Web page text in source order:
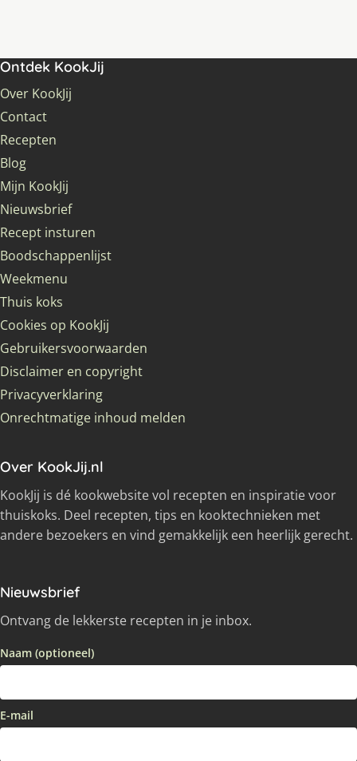
Ontdek KookJij
Over KookJij
Contact
Recepten
Blog
Mijn KookJij
Nieuwsbrief
Recept insturen
Boodschappenlijst
Weekmenu
Thuis koks
Cookies op KookJij
Gebruikersvoorwaarden
Disclaimer en copyright
Privacyverklaring
Onrechtmatige inhoud melden
Over KookJij.nl
KookJij is dé kookwebsite vol recepten en inspiratie voor
thuiskoks. Deel recepten, tips en kooktechnieken met
andere bezoekers en vind gemakkelijk een heerlijk gerecht.
Nieuwsbrief
Ontvang de lekkerste recepten in je inbox.
Naam (optioneel)
E-mail